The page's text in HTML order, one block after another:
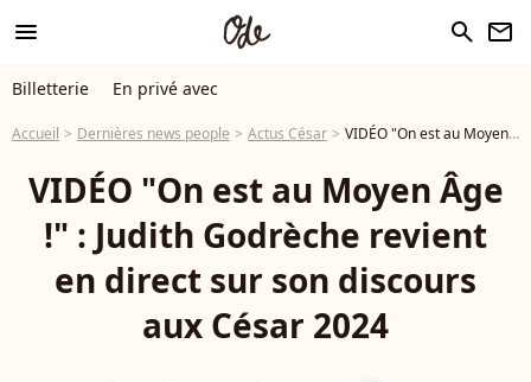
menu search newsletter
Billetterie En privé avec
Accueil Dernières news people Actus César VIDÉO "On est au Moyen Âge !" : Judith Godrèche revient en direct sur son discours aux César 2024
VIDÉO "On est au Moyen Âge
!" : Judith Godrèche revient
en direct sur son discours
aux César 2024